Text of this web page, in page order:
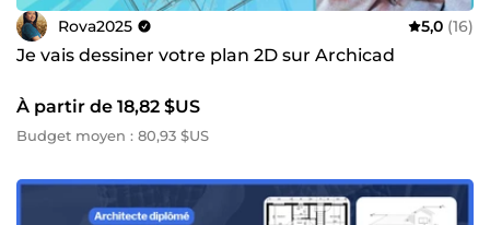
Rova2025 5,0 (16)
Je vais dessiner votre plan 2D sur Archicad
À partir de 18,82 $US
Budget moyen : 80,93 $US